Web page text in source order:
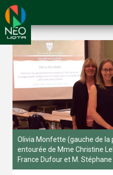
Olivia Monfette (gauche de
entourée de Mme Christine
France Dufour et M.